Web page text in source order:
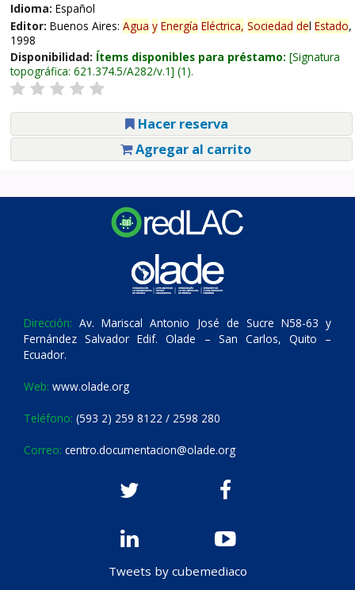
Idioma: Español
Editor: Buenos Aires: Agua y Energía Eléctrica, Sociedad del Estado,
1998
Disponibilidad: Ítems disponibles para préstamo: Signatura
topográfica: 621.374.5/A282/v.1 (1).
Hacer reserva
Agregar al carrito
Dirección: Av. Mariscal Antonio José de Sucre N58-63 y
Fernández Salvador Edif. Olade – San Carlos, Quito –
Ecuador.
Web: www.olade.org
Teléfono: (593 2) 259 8122 / 2598 280
Correo: centro.documentacion@olade.org
Tweets by cubemediaco